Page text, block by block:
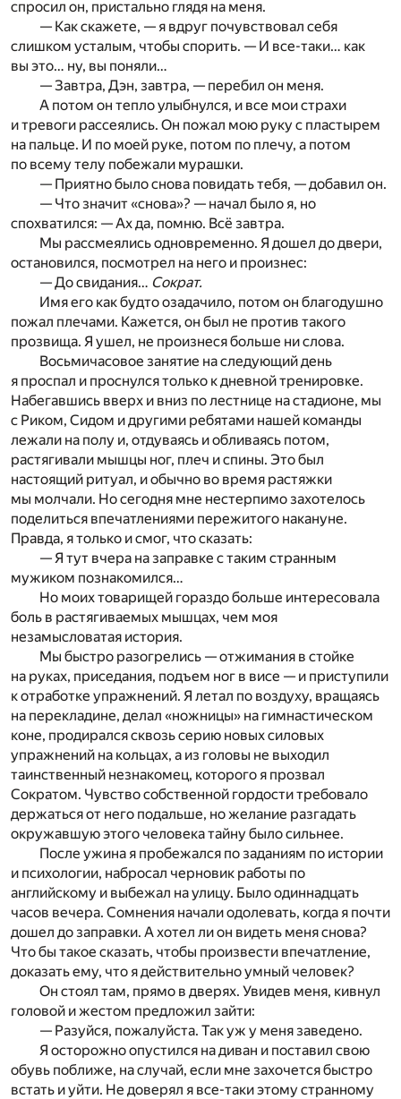
спросил он, пристально глядя на меня.
— Как скажете, — я вдруг почувствовал себя
слишком усталым, чтобы спорить. — И все-таки… как
вы это… ну, вы поняли…
— Завтра, Дэн, завтра, — перебил он меня.
А потом он тепло улыбнулся, и все мои страхи
и тревоги рассеялись. Он пожал мою руку с пластырем
на пальце. И по моей руке, потом по плечу, а потом
по всему телу побежали мурашки.
— Приятно было снова повидать тебя, — добавил он.
— Что значит «снова»? — начал было я, но
спохватился: — Ах да, помню. Всё завтра.
Мы рассмеялись одновременно. Я дошел до двери,
остановился, посмотрел на него и произнес:
— До свидания… Сократ.
Имя его как будто озадачило, потом он благодушно
пожал плечами. Кажется, он был не против такого
прозвища. Я ушел, не произнеся больше ни слова.
Восьмичасовое занятие на следующий день
я проспал и проснулся только к дневной тренировке.
Набегавшись вверх и вниз по лестнице на стадионе, мы
с Риком, Сидом и другими ребятами нашей команды
лежали на полу и, отдуваясь и обливаясь потом,
растягивали мышцы ног, плеч и спины. Это был
настоящий ритуал, и обычно во время растяжки
мы молчали. Но сегодня мне нестерпимо захотелось
поделиться впечатлениями пережитого накануне.
Правда, я только и смог, что сказать:
— Я тут вчера на заправке с таким странным
мужиком познакомился…
Но моих товарищей гораздо больше интересовала
боль в растягиваемых мышцах, чем моя
незамысловатая история.
Мы быстро разогрелись — отжимания в стойке
на руках, приседания, подъем ног в висе — и приступили
к отработке упражнений. Я летал по воздуху, вращаясь
на перекладине, делал «ножницы» на гимнастическом
коне, продирался сквозь серию новых силовых
упражнений на кольцах, а из головы не выходил
таинственный незнакомец, которого я прозвал
Сократом. Чувство собственной гордости требовало
держаться от него подальше, но желание разгадать
окружавшую этого человека тайну было сильнее.
После ужина я пробежался по заданиям по истории
и психологии, набросал черновик работы по
английскому и выбежал на улицу. Было одиннадцать
часов вечера. Сомнения начали одолевать, когда я почти
дошел до заправки. А хотел ли он видеть меня снова?
Что бы такое сказать, чтобы произвести впечатление,
доказать ему, что я действительно умный человек?
Он стоял там, прямо в дверях. Увидев меня, кивнул
головой и жестом предложил зайти:
— Разуйся, пожалуйста. Так уж у меня заведено.
Я осторожно опустился на диван и поставил свою
обувь поближе, на случай, если мне захочется быстро
встать и уйти. Не доверял я все-таки этому странному